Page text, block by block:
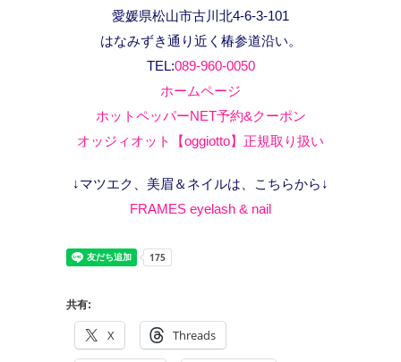
愛媛県松山市古川北4-6-3-101
はなみずき通り近く椿参道沿い。
TEL:089-960-0050
ホームページ
ホットペッパーNET予約&クーポン
オッジィオット【oggiotto】正規取り扱い
↓マツエク、美眉＆ネイルは、こちらから↓
FRAMES eyelash & nail
共有:
X Threads